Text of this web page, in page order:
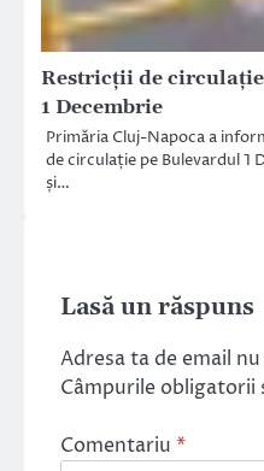
Restricții de
1 Decembrie
Primăria Cluj-Napoca a
de circulație pe Bulevardul 1
și…
Lasă un răspuns
Adresa ta de email
Câmpurile obligatorii
Comentariu *